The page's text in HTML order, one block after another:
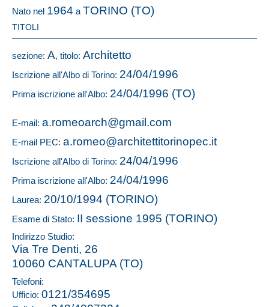
Nato nel 1964 a TORINO (TO)
TITOLI
sezione: A, titolo: Architetto
Iscrizione all'Albo di Torino: 24/04/1996
Prima iscrizione all'Albo: 24/04/1996 (TO)
E-mail: a.romeoarch@gmail.com
E-mail PEC: a.romeo@architettitorinopec.it
Iscrizione all'Albo di Torino: 24/04/1996
Prima iscrizione all'Albo: 24/04/1996
Laurea: 20/10/1994 (TORINO)
Esame di Stato: II sessione 1995 (TORINO)
Indirizzo Studio:
Via Tre Denti, 26
10060 CANTALUPA (TO)
Telefoni:
Ufficio: 0121/354695